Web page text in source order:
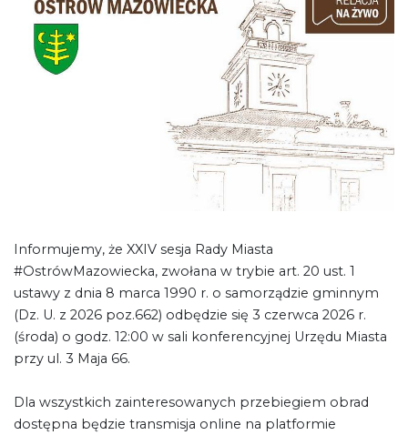
Informujemy, że XXIV sesja Rady Miasta
#OstrówMazowiecka, zwołana w trybie art. 20 ust. 1
ustawy z dnia 8 marca 1990 r. o samorządzie gminnym
(Dz. U. z 2026 poz.662) odbędzie się 3 czerwca 2026 r.
(środa) o godz. 12:00 w sali konferencyjnej Urzędu Miasta
przy ul. 3 Maja 66.
Dla wszystkich zainteresowanych przebiegiem obrad
dostępna będzie transmisja online na platformie